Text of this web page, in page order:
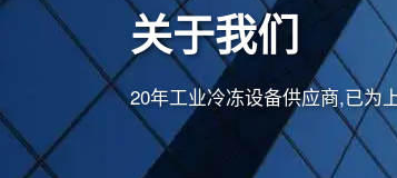
关于我们
20年工业冷冻设备供应商,已为